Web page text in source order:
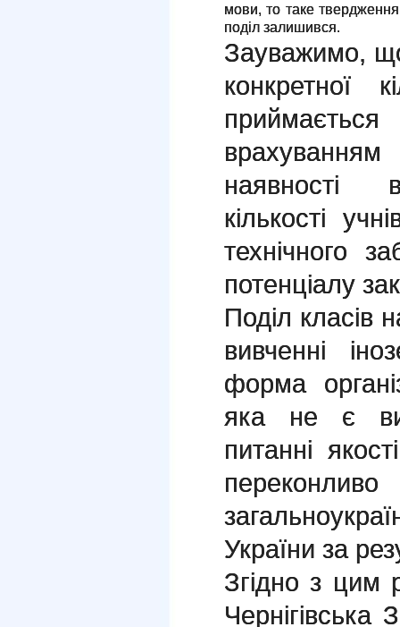
мови, то таке
поділ залишився.
Зауважимо,
конкретної
наявності
кількості
технічного
потенціалу
Поділ класів
вивченні
форма
яка не є
питанні
України за
Згідно з цим